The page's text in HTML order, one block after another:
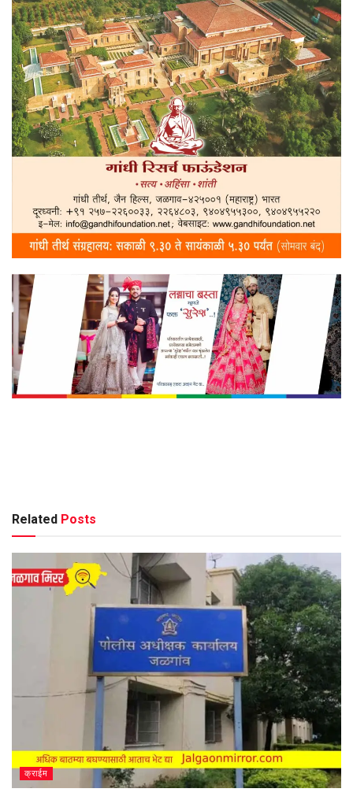
Related Posts
क्राईम